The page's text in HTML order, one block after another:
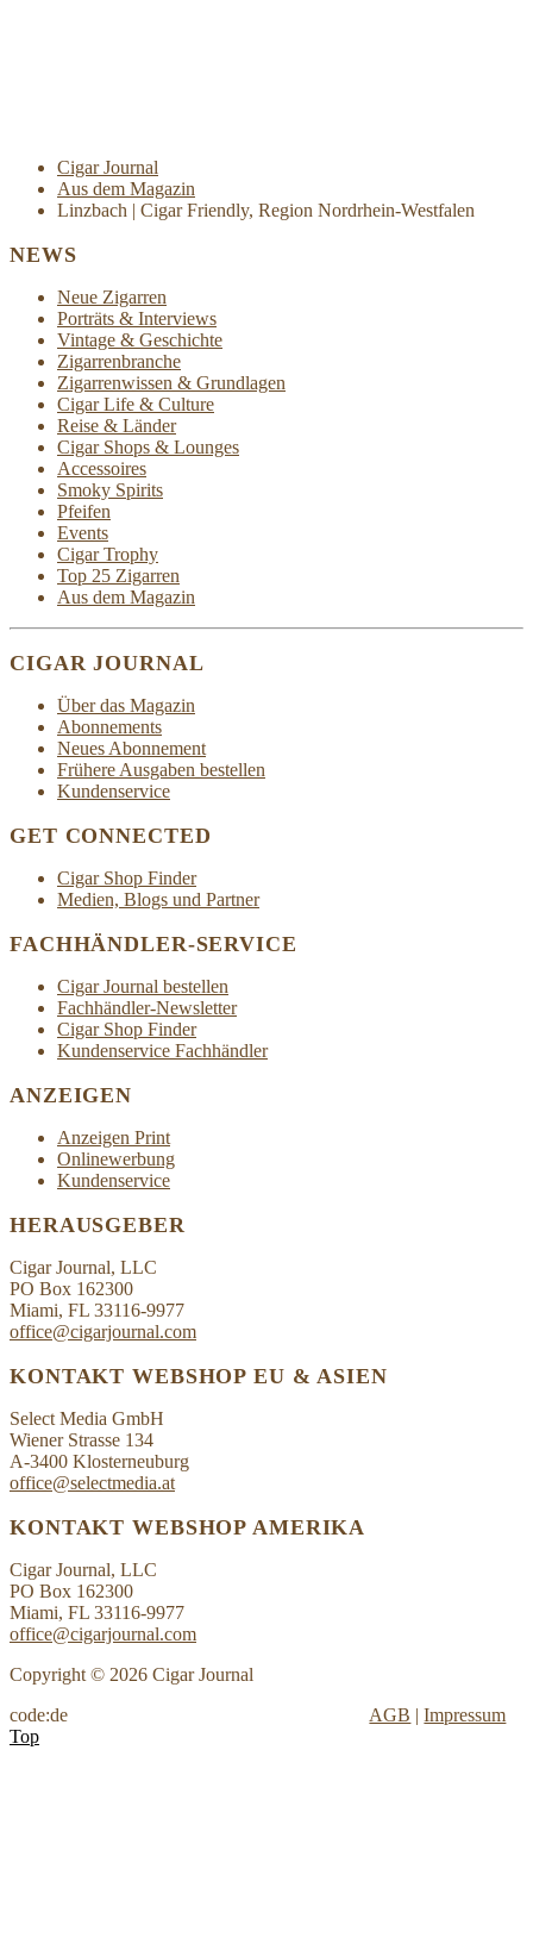
Cigar Journal
Aus dem Magazin
Linzbach | Cigar Friendly, Region Nordrhein-Westfalen
NEWS
Neue Zigarren
Porträts & Interviews
Vintage & Geschichte
Zigarrenbranche
Zigarrenwissen & Grundlagen
Cigar Life & Culture
Reise & Länder
Cigar Shops & Lounges
Accessoires
Smoky Spirits
Pfeifen
Events
Cigar Trophy
Top 25 Zigarren
Aus dem Magazin
CIGAR JOURNAL
Über das Magazin
Abonnements
Neues Abonnement
Frühere Ausgaben bestellen
Kundenservice
GET CONNECTED
Cigar Shop Finder
Medien, Blogs und Partner
FACHHÄNDLER-SERVICE
Cigar Journal bestellen
Fachhändler-Newsletter
Cigar Shop Finder
Kundenservice Fachhändler
ANZEIGEN
Anzeigen Print
Onlinewerbung
Kundenservice
HERAUSGEBER
Cigar Journal, LLC
PO Box 162300
Miami, FL 33116-9977
office@cigarjournal.com
KONTAKT WEBSHOP EU & ASIEN
Select Media GmbH
Wiener Strasse 134
A-3400 Klosterneuburg
office@selectmedia.at
KONTAKT WEBSHOP AMERIKA
Cigar Journal, LLC
PO Box 162300
Miami, FL 33116-9977
office@cigarjournal.com
Copyright © 2026 Cigar Journal
code:de
AGB |Impressum
Top